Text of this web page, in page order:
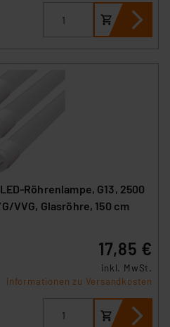
Röhrenlampe, G13, 2500
VVG, Glasröhre, 150 cm
17,85 €
inkl. MwSt.
Informationen zu Versandkosten